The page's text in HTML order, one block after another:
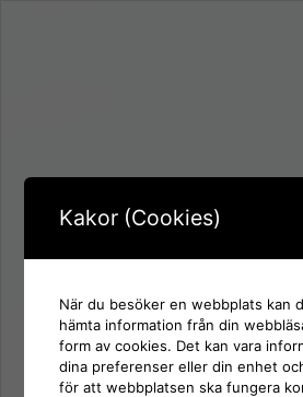
Inloggning för:
SD Hörby
Kakor (Cookies)
När du besöker en webbplats kan
hämta information från din
form av cookies. Det kan vara
dina preferenser eller din enhet
för att webbplatsen ska fungera